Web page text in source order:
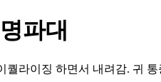
파대
라이징 하면서 내려감. 귀